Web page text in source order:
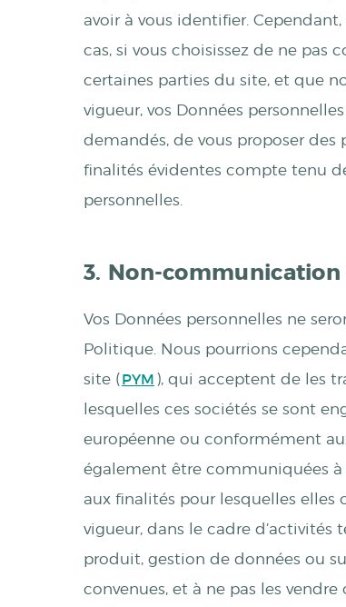
avoir à vous identifier.
cas, si vous choisissez de ne pas
certaines parties du site, et que
vigueur, vos Données
demandés, de vous proposer des
finalités évidentes compte tenu
personnelles.
3. Non-
Vos Données personnelles ne
Politique. Nous pourrions
site (PYM ), qui acceptent de les
lesquelles ces sociétés se sont
européenne ou conformément
également être communiquées
aux finalités pour lesquelles
vigueur, dans le cadre
produit, gestion de données ou
convenues, et à ne pas les